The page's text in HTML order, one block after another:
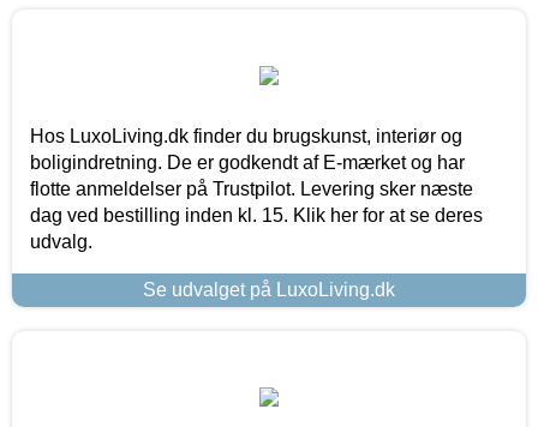
Hos LuxoLiving.dk finder du brugskunst, interiør og
boligindretning. De er godkendt af E-mærket og har
flotte anmeldelser på Trustpilot. Levering sker næste
dag ved bestilling inden kl. 15. Klik her for at se deres
udvalg.
Se udvalget på LuxoLiving.dk